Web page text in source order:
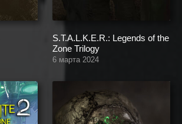
S.T.A.L.K.E.R.: Legends of the
Zone Trilogy
6 марта 2024